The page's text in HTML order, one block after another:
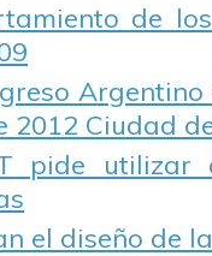
de
2012 Ciudad
pide utilizar
el diseño de